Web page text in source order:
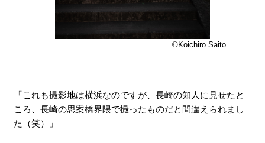
©Koichiro Saito
「これも撮影地は横浜なのですが、長崎の知人に見せたと
ころ、長崎の思案橋界隈で撮ったものだと間違えられまし
た（笑）」